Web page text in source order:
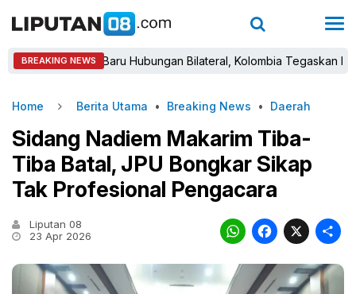
BREAKING NEWS
Babak Baru Hubungan Bilateral, Kolombia Tegaskan
Home Berita Utama • Breaking News • Daerah
Sidang Nadiem Makarim Tiba-
Tiba Batal, JPU Bongkar Sikap
Tak Profesional Pengacara
Liputan 08
23 Apr 2026
X